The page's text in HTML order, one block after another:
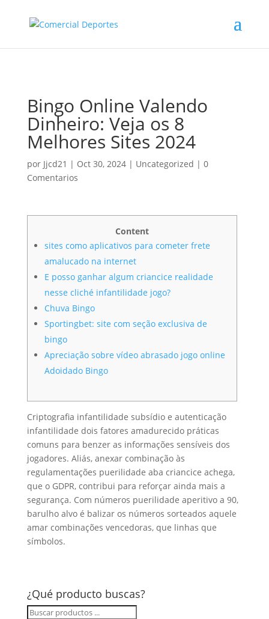
Bingo Online Valendo
Dinheiro: Veja os 8
Melhores Sites 2024
por Jjcd21 | Oct 30, 2024| Uncategorized | 0
Comentarios
Content
sites como aplicativos para cometer frete
amalucado na internet
E posso ganhar algum criancice realidade
nesse cliché infantilidade jogo?
Chuva Bingo
Sportingbet: site com seção exclusiva de
bingo
Apreciação sobre vídeo abrasado jogo online
Adoidado Bingo
Criptografia infantilidade subsídio e autenticação
infantilidade dois fatores amadurecido práticas
comuns para benzer as informações sensíveis dos
jogadores. Aliás, anexar combinação às
regulamentações puerilidade aba criancice achega,
que o GDPR, contribui para reforçar ainda mais a
segurança. Com números puerilidade aperitivo a 90,
barulho alvo é balizar os números sorteados aquele
amar combinações vencedoras, que linhas que
símbolos.
¿Qué producto buscas?
Búsqueda